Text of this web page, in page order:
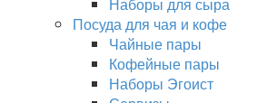
Посуда для чая и кофе
Чайные пары
Кофейные пары
Наборы Эгоист